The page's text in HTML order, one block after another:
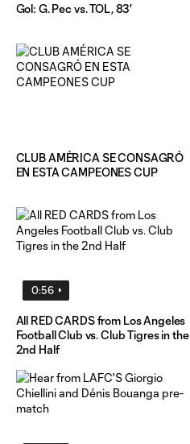
Gol: G. Pec vs. TOL, 83'
CLUB AMÉRICA SE CONSAGRÓ
EN ESTA CAMPEONES CUP
0:56
All RED CARDS from Los Angeles
Football Club vs. Club Tigres in the
2nd Half